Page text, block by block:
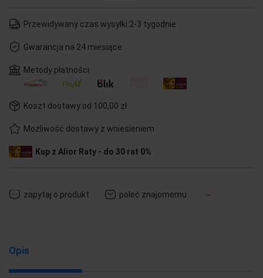
Przewidywany czas wysyłki:2-3 tygodnie
Gwarancja na 24 miesiące
Metody płatności
Koszt dostawy:od 100,00 zł
Możliwość dostawy z wniesieniem
Kup z Alior Raty - do 30 rat 0%
zapytaj o produkt poleć znajomemu
Opis